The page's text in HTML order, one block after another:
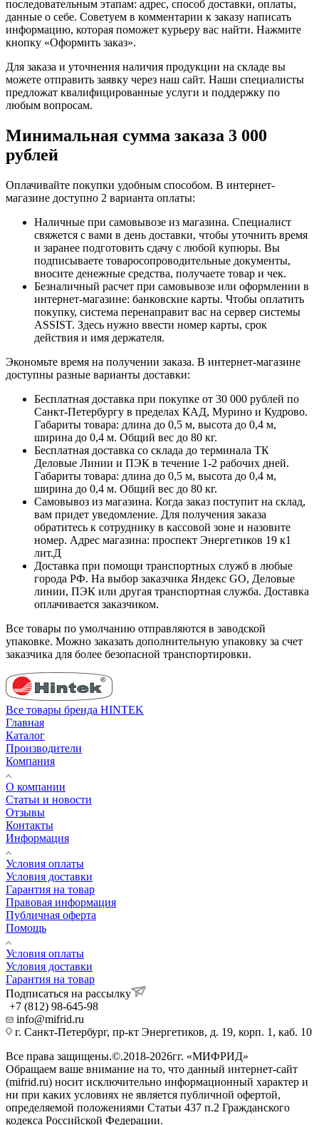
последовательным этапам: адрес, способ доставки, оплаты,
данные о себе. Советуем в комментарии к заказу написать
информацию, которая поможет курьеру вас найти. Нажмите
кнопку «Оформить заказ».
Для заказа и уточнения наличия продукции на складе вы
можете отправить заявку через наш сайт. Наши специалисты
предложат квалифицированные услуги и поддержку по
любым вопросам.
Минимальная сумма заказа 3 000
рублей
Оплачивайте покупки удобным способом. В интернет-
магазине доступно 2 варианта оплаты:
Наличные при самовывозе из магазина. Специалист
свяжется с вами в день доставки, чтобы уточнить время
и заранее подготовить сдачу с любой купюры. Вы
подписываете товаросопроводительные документы,
вносите денежные средства, получаете товар и чек.
Безналичный расчет при самовывозе или оформлении в
интернет-магазине: банковские карты. Чтобы оплатить
покупку, система перенаправит вас на сервер системы
ASSIST. Здесь нужно ввести номер карты, срок
действия и имя держателя.
Экономьте время на получении заказа. В интернет-магазине
доступны разные варианты доставки:
Бесплатная доставка при покупке от 30 000 рублей по
Санкт-Петербургу в пределах КАД, Мурино и Кудрово.
Габариты товара: длина до 0,5 м, высота до 0,4 м,
ширина до 0,4 м. Общий вес до 80 кг.
Бесплатная доставка со склада до терминала ТК
Деловые Линии и ПЭК в течение 1-2 рабочих дней.
Габариты товара: длина до 0,5 м, высота до 0,4 м,
ширина до 0,4 м. Общий вес до 80 кг.
Самовывоз из магазина. Когда заказ поступит на склад,
вам придет уведомление. Для получения заказа
обратитесь к сотруднику в кассовой зоне и назовите
номер. Адрес магазина: проспект Энергетиков 19 к1
лит.Д
Доставка при помощи транспортных служб в любые
города РФ. На выбор заказчика Яндекс GO, Деловые
линии, ПЭК или другая транспортная служба. Доставка
оплачивается заказчиком.
Все товары по умолчанию отправляются в заводской
упаковке. Можно заказать дополнительную упаковку за счет
заказчика для более безопасной транспортировки.
Все товары бренда HINTEK
Главная
Каталог
Производители
Компания
О компании
Статьи и новости
Отзывы
Контакты
Информация
Условия оплаты
Условия доставки
Гарантия на товар
Правовая информация
Публичная оферта
Помощь
Условия оплаты
Условия доставки
Гарантия на товар
Подписаться на рассылку
+7 (812) 98-645-98
info@mifrid.ru
г. Санкт-Петербург, пр-кт Энергетиков, д. 19, корп. 1, каб. 10
Все права защищены.©.2018-2026гг. «МИФРИД»
Обращаем ваше внимание на то, что данный интернет-сайт
(mifrid.ru) носит исключительно информационный характер и
ни при каких условиях не является публичной офертой,
определяемой положениями Статьи 437 п.2 Гражданского
кодекса Российской Федерации.